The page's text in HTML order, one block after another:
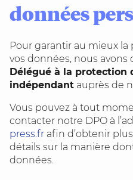
données
Pour garantir au mieux
vos données, nous
Délégué à la protection
indépendant auprès de
Vous pouvez à tout
contacter notre DPO à
press.fr afin d’obtenir
détails sur la manière
données.